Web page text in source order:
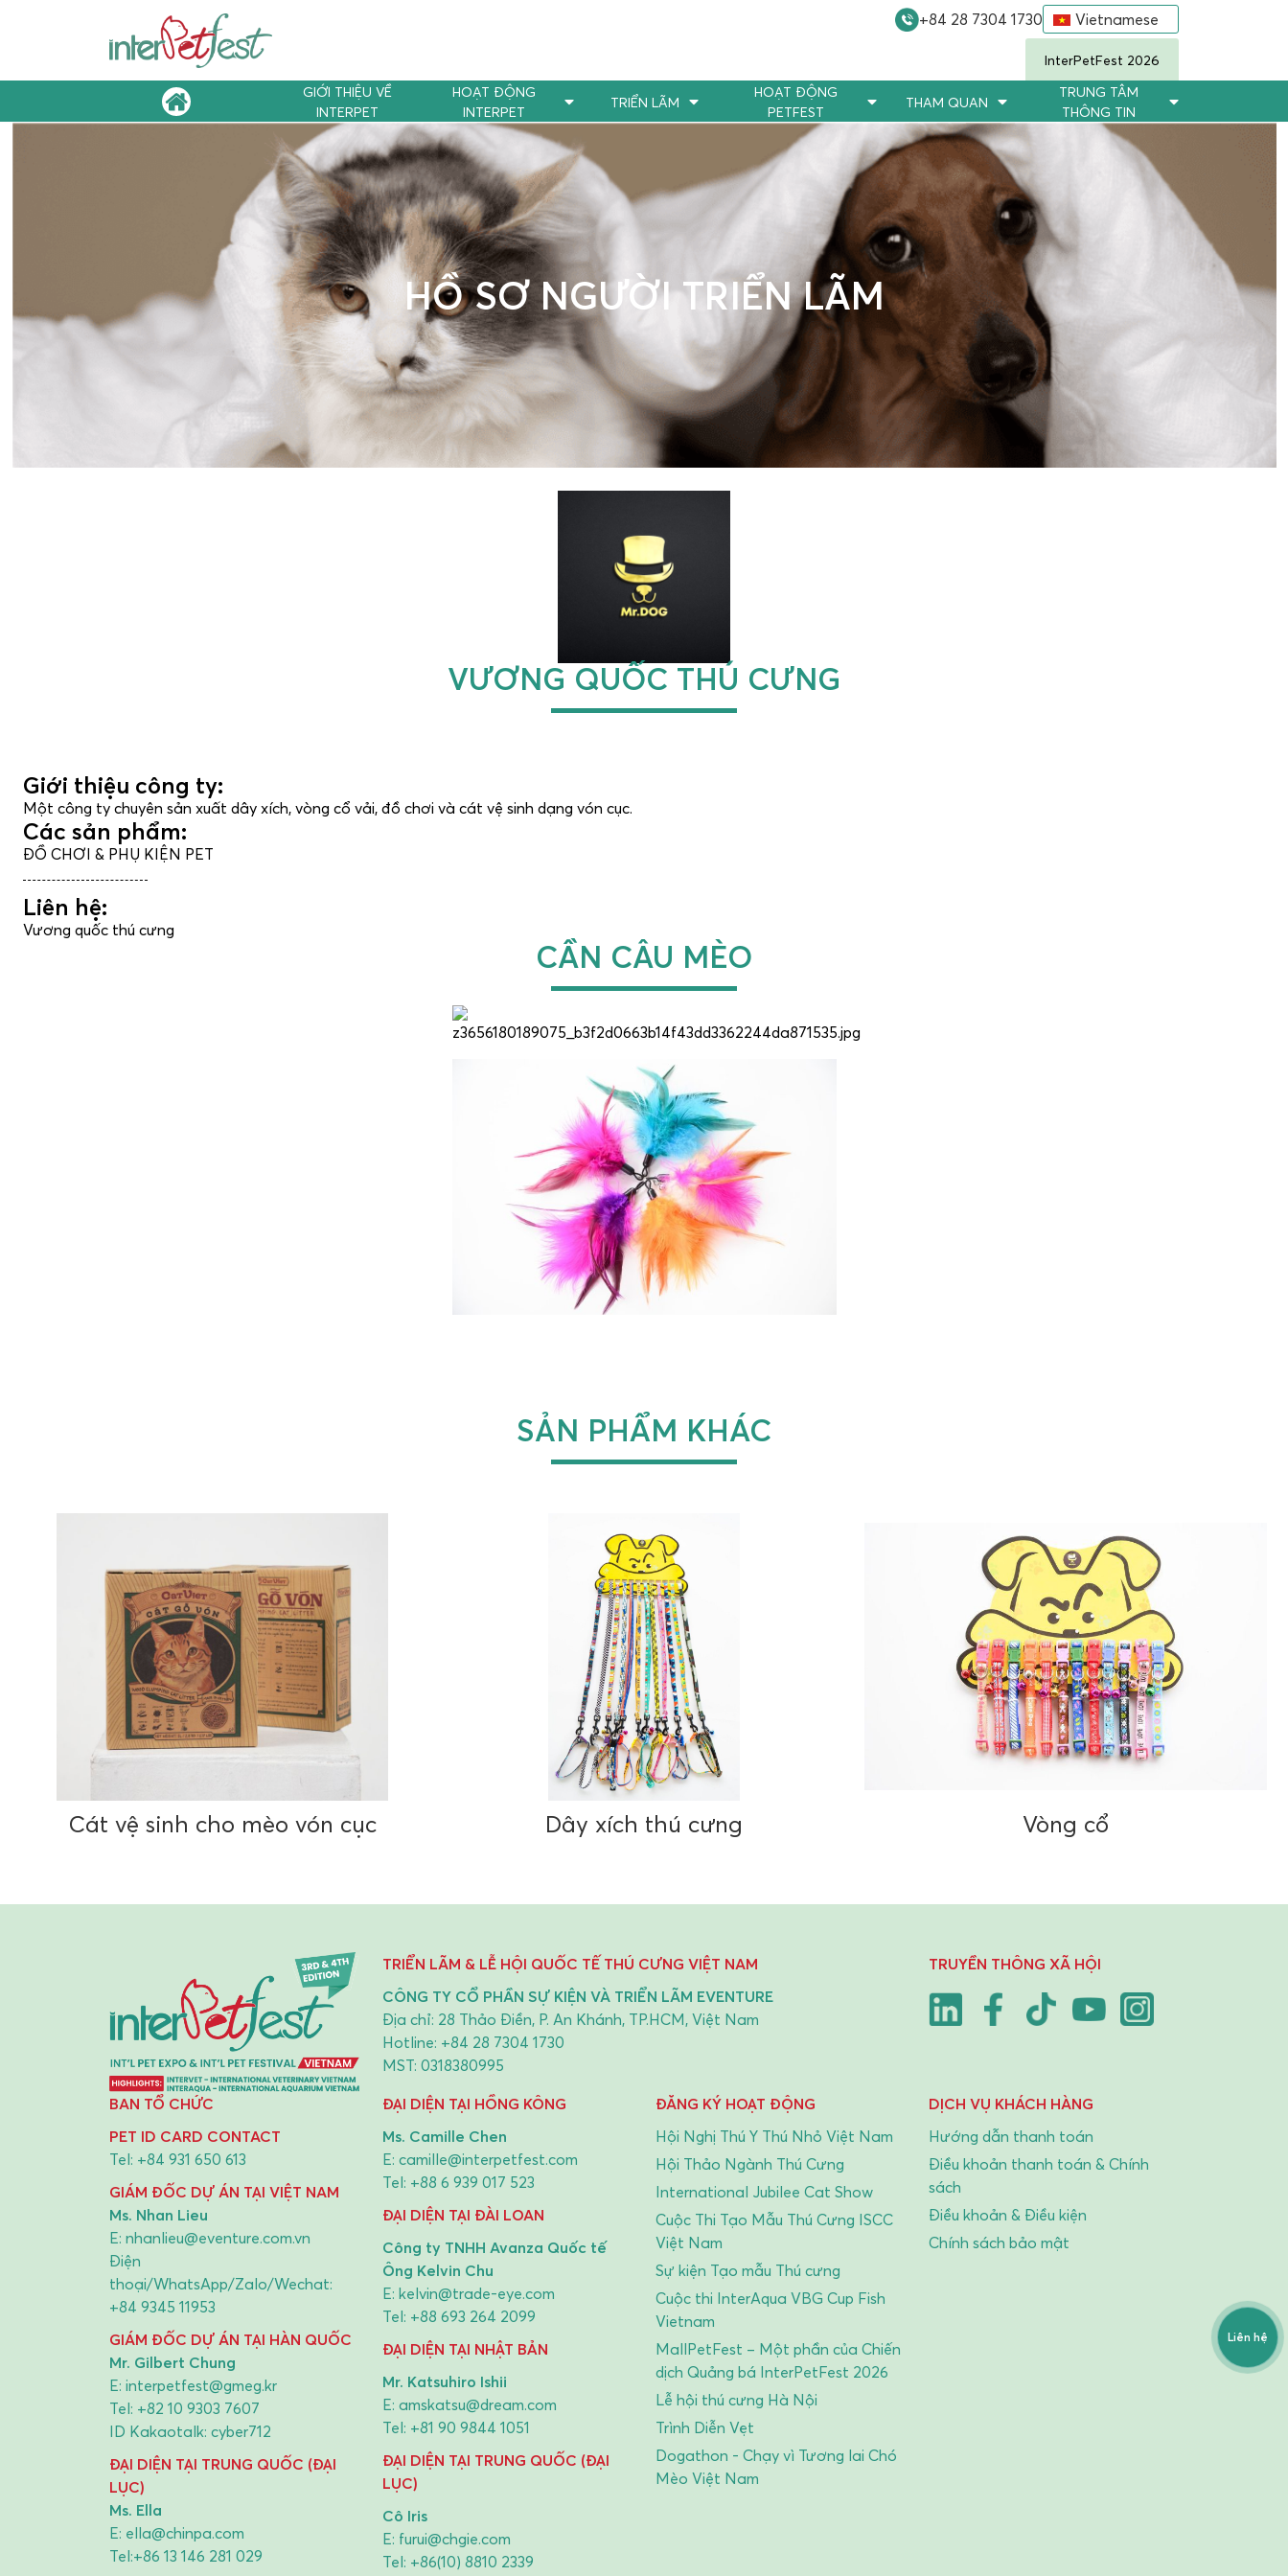
+84 28 7304 1730 Vietnamese
InterPetFest 2026
GIỚI THIỆU VỀ
INTERPET
HOẠT ĐỘNG
INTERPET
TRIỂN LÃM
HOẠT ĐỘNG
PETFEST
THAM QUAN
TRUNG TÂM
THÔNG TIN
HỒ SƠ NGƯỜI TRIỂN LÃM
VƯƠNG QUỐC THÚ CƯNG
Giới thiệu công ty:
Một công ty chuyên sản xuất dây xích, vòng cổ vải, đồ chơi và cát vệ sinh dạng vón cục.
Các sản phẩm:
ĐỒ CHƠI & PHỤ KIỆN PET
Liên hệ:
Vương quốc thú cưng
CẦN CÂU MÈO
SẢN PHẨM KHÁC
Cát vệ sinh cho mèo vón cục Dây xích thú cưng Vòng cổ
TRIỂN LÃM & LỄ HỘI QUỐC TẾ THÚ CƯNG VIỆT NAM
CÔNG TY CỔ PHẦN SỰ KIỆN VÀ TRIỂN LÃM EVENTURE
Địa chỉ: 28 Thảo Điền, P. An Khánh, TP.HCM, Việt Nam
Hotline: +84 28 7304 1730
MST: 0318380995
TRUYỀN THÔNG XÃ HỘI
BAN TỔ CHỨC
PET ID CARD CONTACT
Tel: +84 931 650 613
GIÁM ĐỐC DỰ ÁN TẠI VIỆT NAM
Ms. Nhan Lieu
E: nhanlieu@eventure.com.vn
Điện
thoại/WhatsApp/Zalo/Wechat:
+84 9345 11953
GIÁM ĐỐC DỰ ÁN TẠI HÀN QUỐC
Mr. Gilbert Chung
E: interpetfest@gmeg.kr
Tel: +82 10 9303 7607
ID Kakaotalk: cyber712
ĐẠI DIỆN TẠI TRUNG QUỐC (ĐẠI
LỤC)
Ms. Ella
E: ella@chinpa.com
Tel:+86 13 146 281 029
ĐẠI DIỆN TẠI HỒNG KÔNG
Ms. Camille Chen
E: camille@interpetfest.com
Tel: +88 6 939 017 523
ĐẠI DIỆN TẠI ĐÀI LOAN
Công ty TNHH Avanza Quốc tế
Ông Kelvin Chu
E: kelvin@trade-eye.com
Tel: +88 693 264 2099
ĐẠI DIỆN TẠI NHẬT BẢN
Mr. Katsuhiro Ishii
E: amskatsu@dream.com
Tel: +81 90 9844 1051
ĐẠI DIỆN TẠI TRUNG QUỐC (ĐẠI
LỤC)
Cô Iris
E: furui@chgie.com
Tel: +86(10) 8810 2339
ĐĂNG KÝ HOẠT ĐỘNG
Hội Nghị Thú Y Thú Nhỏ Việt Nam
Hội Thảo Ngành Thú Cưng
International Jubilee Cat Show
Cuộc Thi Tạo Mẫu Thú Cưng ISCC
Việt Nam
Sự kiện Tạo mẫu Thú cưng
Cuộc thi InterAqua VBG Cup Fish
Vietnam
MallPetFest – Một phần của Chiến
dịch Quảng bá InterPetFest 2026
Lễ hội thú cưng Hà Nội
Trình Diễn Vẹt
Dogathon - Chạy vì Tương lai Chó
Mèo Việt Nam
DỊCH VỤ KHÁCH HÀNG
Hướng dẫn thanh toán
Điều khoản thanh toán & Chính
sách
Điều khoản & Điều kiện
Chính sách bảo mật
Liên hệ